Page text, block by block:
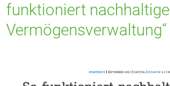
funktioniert nachhaltige
Vermögensverwaltung“